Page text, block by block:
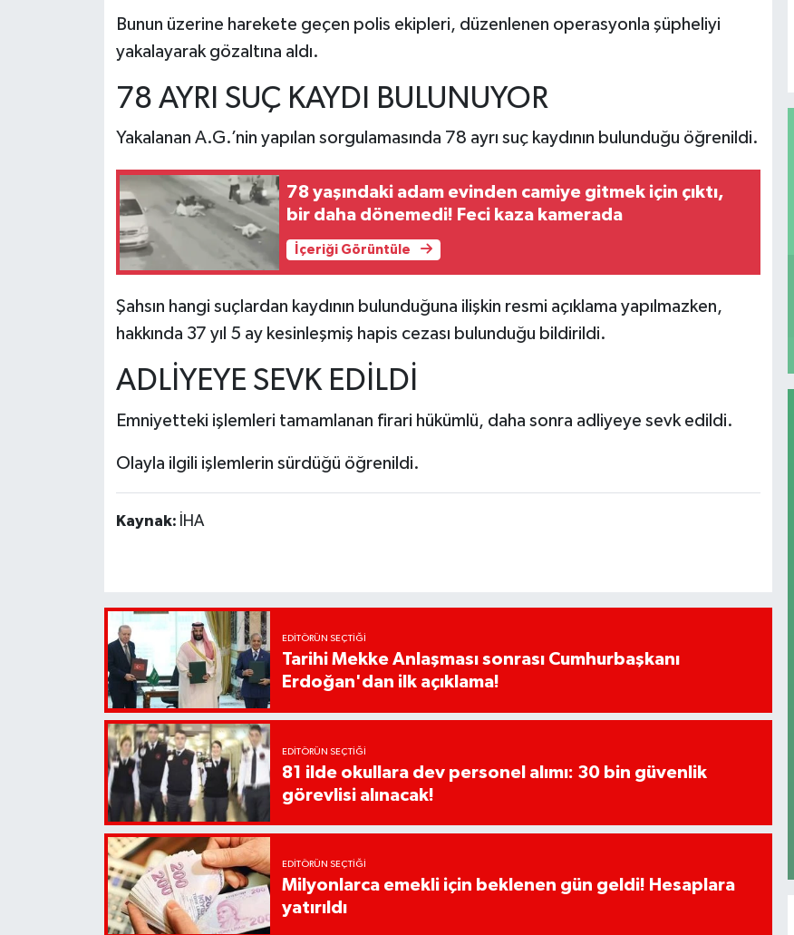
Bunun üzerine harekete geçen polis ekipleri, düzenlenen operasyonla şüpheliyi
yakalayarak gözaltına aldı.
78 AYRI SUÇ KAYDI BULUNUYOR
Yakalanan A.G.’nin yapılan sorgulamasında 78 ayrı suç kaydının bulunduğu öğrenildi.
78 yaşındaki adam evinden camiye gitmek için çıktı,
bir daha dönemedi! Feci kaza kamerada
İçeriği Görüntüle
Şahsın hangi suçlardan kaydının bulunduğuna ilişkin resmi açıklama yapılmazken,
hakkında 37 yıl 5 ay kesinleşmiş hapis cezası bulunduğu bildirildi.
ADLİYEYE SEVK EDİLDİ
Emniyetteki işlemleri tamamlanan firari hükümlü, daha sonra adliyeye sevk edildi.
Olayla ilgili işlemlerin sürdüğü öğrenildi.
Kaynak: İHA
EDITÖRÜN SEÇTIĞI
Tarihi Mekke Anlaşması sonrası Cumhurbaşkanı
Erdoğan'dan ilk açıklama!
EDITÖRÜN SEÇTIĞI
81 ilde okullara dev personel alımı: 30 bin güvenlik
görevlisi alınacak!
EDITÖRÜN SEÇTIĞI
Milyonlarca emekli için beklenen gün geldi! Hesaplara
yatırıldı